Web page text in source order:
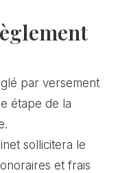
par versement
étape de la
sollicitera le
et frais